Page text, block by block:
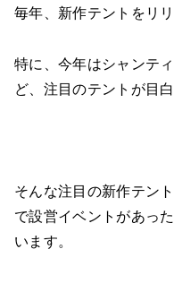
毎年、新作テントをリ
特に、今年はシャンテ
ど、注目のテントが目白
そんな注目の新作テン
で設営イベントがあっ
います。